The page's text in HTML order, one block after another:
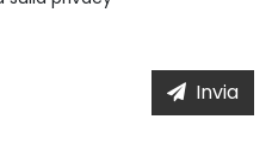
Invia